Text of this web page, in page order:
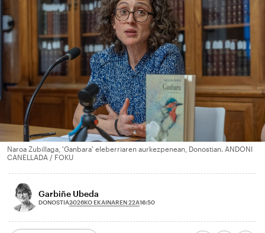
Naroa Zubillaga, 'Ganbara' eleberriaren aurkezpenean, Donostian. ANDONI
CANELLADA / FOKU
Garbiñe Ubeda
DONOSTIA2026KO EKAINAREN 22A16:50